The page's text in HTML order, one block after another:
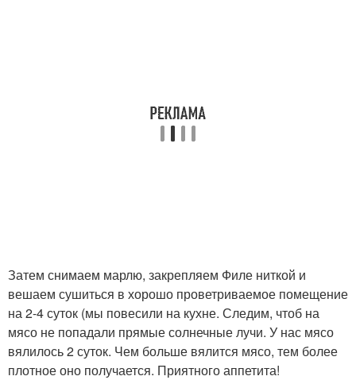
Затем снимаем марлю, закрепляем Филе ниткой и
вешаем сушиться в хорошо проветриваемое помещение
на 2-4 суток (мы повесили на кухне. Следим, чтоб на
мясо не попадали прямые солнечные лучи. У нас мясо
вялилось 2 суток. Чем больше вялится мясо, тем более
плотное оно получается. Приятного аппетита!